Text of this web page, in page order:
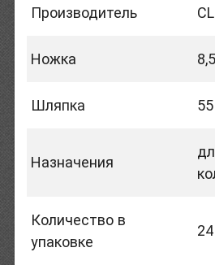
Производитель
Ножка
Шляпка
Назначения
Количество в
упаковке
24